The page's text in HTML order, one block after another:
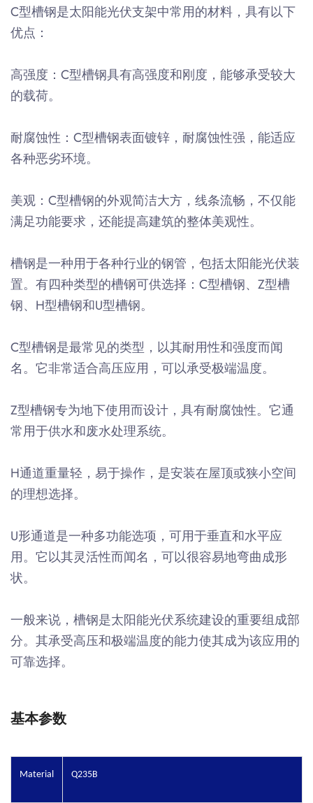
C型槽钢是太阳能光伏支架中常用的材料，具有以下
优点：
高强度：C型槽钢具有高强度和刚度，能够承受较大
的载荷。
耐腐蚀性：C型槽钢表面镀锌，耐腐蚀性强，能适应
各种恶劣环境。
美观：C型槽钢的外观简洁大方，线条流畅，不仅能
满足功能要求，还能提高建筑的整体美观性。
槽钢是一种用于各种行业的钢管，包括太阳能光伏装
置。有四种类型的槽钢可供选择：C型槽钢、Z型槽
钢、H型槽钢和U型槽钢。
C型槽钢是最常见的类型，以其耐用性和强度而闻
名。它非常适合高压应用，可以承受极端温度。
Z型槽钢专为地下使用而设计，具有耐腐蚀性。它通
常用于供水和废水处理系统。
H通道重量轻，易于操作，是安装在屋顶或狭小空间
的理想选择。
U形通道是一种多功能选项，可用于垂直和水平应
用。它以其灵活性而闻名，可以很容易地弯曲成形
状。
一般来说，槽钢是太阳能光伏系统建设的重要组成部
分。其承受高压和极端温度的能力使其成为该应用的
可靠选择。
基本参数
Material Q235B